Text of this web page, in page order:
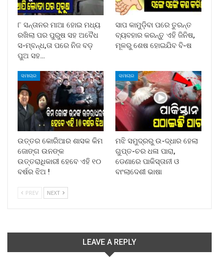
୮ ସନ୍ତାନର ମାଆ ହୋଇ ମଧ୍ୟ
ରଖିଲା ପର ପୁରୁଷ ସହ ଅବୈଧ
ସ-ମ୍ବନ୍ଧ,ତା ପରେ ନିଜ ବଡ଼
ପୁଅ ସହ…
ସାପ କାମୁଡ଼ିବା ପରେ ତୁରନ୍ତ
ବ୍ୟବହାର କରନ୍ତୁ ଏହି ଜିନିଷ,
ମୂଳରୁ ଶେଷ ହୋଇଯିବ ବି-ଷ
ସମାଚାର
ଉତ୍ତର କୋରିଆର ଶାସକ କିମ
ଜୋଙ୍ଗ ଉନଙ୍କ
ଉତ୍ତରାଧିକାରୀ ହେବେ ଏହି ୧୦
ବର୍ଷର ଝିଅ !
ସମାଚାର
ମଝି ସମୁଦ୍ରରୁ ଉ-ଦ୍ଧାର ହେଲା
ଗୁପ୍ତ-ଚର ଧଳା ପାରା,
ଡେଣାରେ ପାକିସ୍ତାନୀ ଓ
ବାଂଲାଦେଶୀ ଭାଷା
PREV NEXT
LEAVE A REPLY